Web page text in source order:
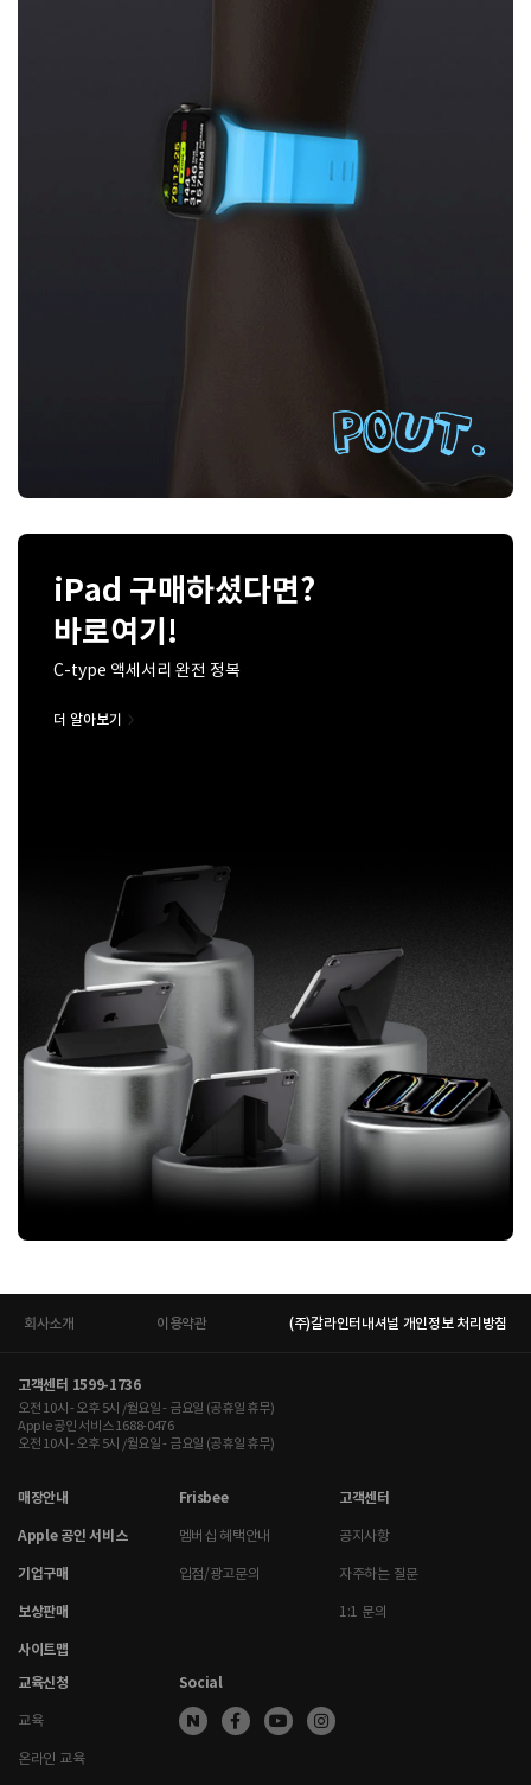
iPad 구매하셨다면?
바로여기!
C-type 액세서리 완전 정복
더 알아보기
회사소개 이용약관 (주)갈라인터내셔널 개인정보 처리방침
고객센터 1599-1736
오전 10시 - 오후 5시 /월요일 - 금요일 (공휴일 휴무)
Apple 공인 서비스 1688-0476
오전 10시 - 오후 5시 /월요일 - 금요일 (공휴일 휴무)
매장안내
Apple 공인 서비스
기업구매
보상판매
사이트맵
Frisbee
멤버십 혜택안내
입점/광고문의
고객센터
공지사항
자주하는 질문
1:1 문의
교육신청
교육
온라인 교육
Social